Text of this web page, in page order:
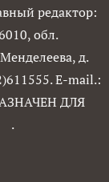
редактор:
обл.
д.
E-mail.:
ДЛЯ
.